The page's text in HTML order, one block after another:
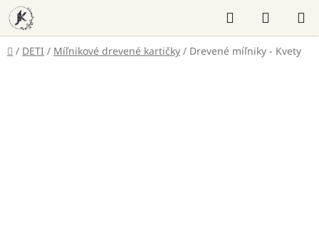
Prejsť
na
obsah
Hľadať
KOŠÍK
Domov
/ DETI / Míľnikové drevené kartičky / Drevené míľniky - Kvety